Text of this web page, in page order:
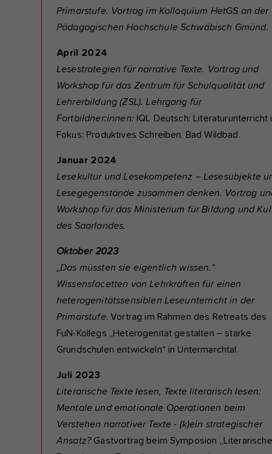
Primarstufe. Vortrag im Kolloquium HetGS an der
Pädagogischen Hochschule Schwäbisch Gmünd.
April 2024
Lesestrategien für narrative Texte. Vortrag und
Workshop für das Zentrum für Schulqualität und
Lehrerbildung (ZSL). Lehrgang für
Fortbildner:innen: IQL Deutsch: Literaturunterricht
Fokus: Produktives Schreiben. Bad Wildbad.
Januar 2024
Lesekultur und Lesekompetenz – Lesesubjekte
Lesegegenstände zusammen denken. Vortrag
Workshop für das Ministerium für Bildung und
des Saarlandes.
Oktober 2023
„Das müssten sie eigentlich wissen.“
Wissensfacetten von Lehrkräften für einen
heterogenitätssensiblen Leseunterricht in der
Primarstufe. Vortrag im Rahmen des Retreats des
FuN-Kollegs „Heterogenität gestalten ­– starke
Grundschulen entwickeln“ in Untermarchtal.
Juli 2023
Literarische Texte lesen, Texte literarisch lesen:
Mentale und emotionale Operationen beim
Verstehen narrativer Texte - (k)ein strategischer
Ansatz? Gastvortrag beim Symposion „Literarische